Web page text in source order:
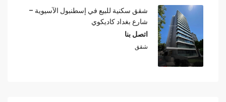
شقق سكنية للبيع في إسطنبول الآسيوية –
شارع بغداد كاديكوي
اتصل بنا
شقق